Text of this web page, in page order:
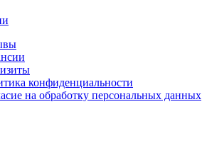
конфиденциальности
на обработку персональных данных